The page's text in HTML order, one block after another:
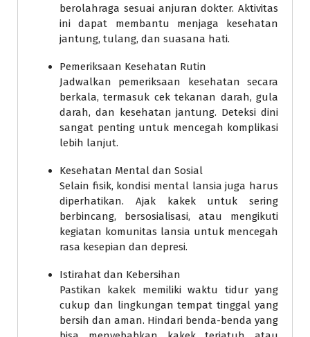
berolahraga sesuai anjuran dokter. Aktivitas
ini dapat membantu menjaga kesehatan
jantung, tulang, dan suasana hati.
Pemeriksaan Kesehatan Rutin
Jadwalkan pemeriksaan kesehatan secara
berkala, termasuk cek tekanan darah, gula
darah, dan kesehatan jantung. Deteksi dini
sangat penting untuk mencegah komplikasi
lebih lanjut.
Kesehatan Mental dan Sosial
Selain fisik, kondisi mental lansia juga harus
diperhatikan. Ajak kakek untuk sering
berbincang, bersosialisasi, atau mengikuti
kegiatan komunitas lansia untuk mencegah
rasa kesepian dan depresi.
Istirahat dan Kebersihan
Pastikan kakek memiliki waktu tidur yang
cukup dan lingkungan tempat tinggal yang
bersih dan aman. Hindari benda-benda yang